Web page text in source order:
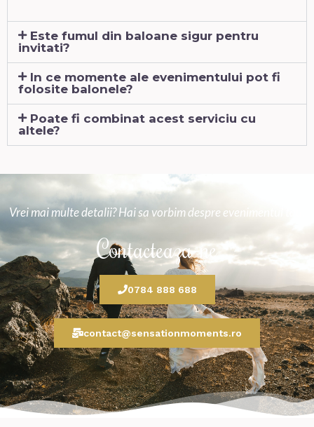
Este fumul din baloane sigur pentru
invitati?
In ce momente ale evenimentului pot fi
folosite balonele?
Poate fi combinat acest serviciu cu
altele?
Vrei mai multe detalii? Hai sa vorbim despre evenimentul tau.
Contacteaza-ne
0784 888 688
contact@sensationmoments.ro